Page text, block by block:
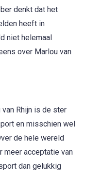
denkt dat het
heeft in
niet helemaal
over Marlou van
van Rhijn is de ster
en misschien wel
de hele wereld
meer acceptatie van
dan gelukkig